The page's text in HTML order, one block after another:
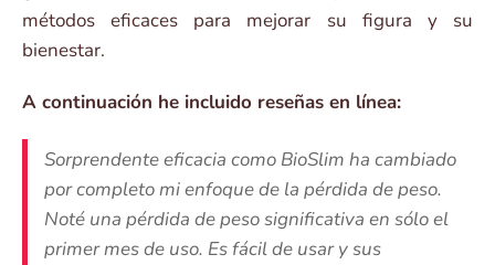
métodos eficaces para mejorar su figura y su
bienestar.
A continuación he incluido reseñas en línea:
Sorprendente eficacia como BioSlim ha cambiado
por completo mi enfoque de la pérdida de peso.
Noté una pérdida de peso significativa en sólo el
primer mes de uso. Es fácil de usar y sus